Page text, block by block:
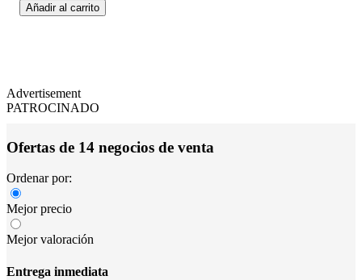
Añadir al carrito
Advertisement
PATROCINADO
Ofertas de 14 negocios de venta
Ordenar por:
Mejor precio
Mejor valoración
Entrega inmediata